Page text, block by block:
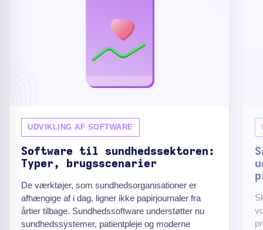
UDVIKLING AF SOFTWARE
Software til sundhedssektoren:
Typer, brugsscenarier
De værktøjer, som sundhedsorganisationer er
afhængige af i dag, ligner ikke papirjournaler fra
årtier tilbage. Sundhedssoftware understøtter nu
sundhedssystemer, patientpleje og moderne